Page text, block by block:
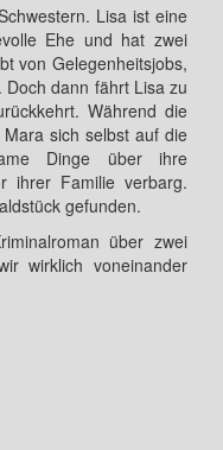
Lisa ist eine
Ehe und hat zwei
von Gelegenheitsjobs,
dann fährt Lisa zu
Während die
sich selbst auf die
Dinge über ihre
ihrer Familie verbarg.
gefunden.
über zwei
wirklich voneinander